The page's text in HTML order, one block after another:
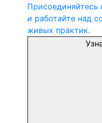
Присоединяйтесь
и работайте над
живых практик.